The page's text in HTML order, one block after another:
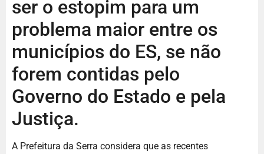
ser o estopim para um
problema maior entre os
municípios do ES, se não
forem contidas pelo
Governo do Estado e pela
Justiça.
A Prefeitura da Serra considera que as recentes